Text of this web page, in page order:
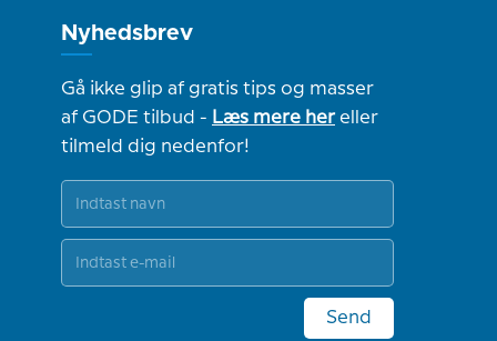
Nyhedsbrev
Gå ikke glip af gratis tips og masser
af GODE tilbud - Læs mere hereller
tilmeld dig nedenfor!
Send